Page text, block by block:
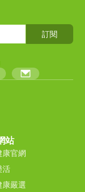
訂閱
站
康官網
活
嚴選